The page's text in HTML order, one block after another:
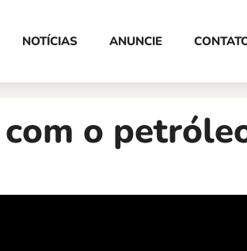
NOTÍCIAS ANUNCIE
o